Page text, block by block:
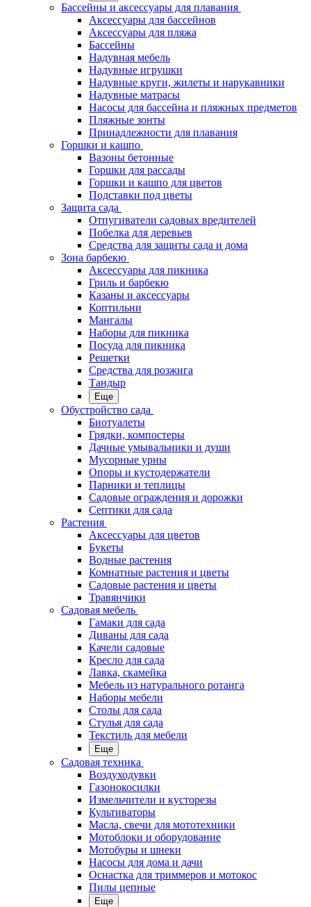
Бассейны и аксессуары для плавания
Аксессуары для бассейнов
Аксессуары для пляжа
Бассейны
Надувная мебель
Надувные игрушки
Надувные круги, жилеты и нарукавники
Надувные матрасы
Насосы для бассейна и пляжных предметов
Пляжные зонты
Принадлежности для плавания
Горшки и кашпо
Вазоны бетонные
Горшки для рассады
Горшки и кашпо для цветов
Подставки под цветы
Защита сада
Отпугиватели садовых вредителей
Побелка для деревьев
Средства для защиты сада и дома
Зона барбекю
Аксессуары для пикника
Гриль и барбекю
Казаны и аксессуары
Коптильни
Мангалы
Наборы для пикника
Посуда для пикника
Решетки
Средства для розжига
Тандыр
Еще
Обустройство сада
Биотуалеты
Грядки, компостеры
Дачные умывальники и души
Мусорные урны
Опоры и кустодержатели
Парники и теплицы
Садовые ограждения и дорожки
Септики для сада
Растения
Аксессуары для цветов
Букеты
Водные растения
Комнатные растения и цветы
Садовые растения и цветы
Травянчики
Садовая мебель
Гамаки для сада
Диваны для сада
Качели садовые
Кресло для сада
Лавка, скамейка
Мебель из натурального ротанга
Наборы мебели
Столы для сада
Стулья для сада
Текстиль для мебели
Еще
Садовая техника
Воздуходувки
Газонокосилки
Измельчители и кусторезы
Культиваторы
Масла, свечи для мототехники
Мотоблоки и оборудование
Мотобуры и шнеки
Насосы для дома и дачи
Оснастка для триммеров и мотокос
Пилы цепные
Еще